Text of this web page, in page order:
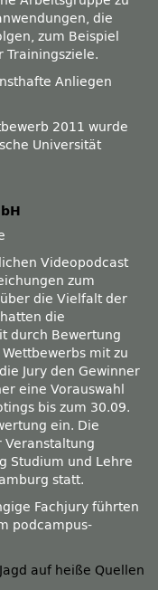
die
zum Beispiel
Trainingsziele.
Anliegen
2011 wurde
Universität
Videopodcast
zum
die Vielfalt der
die
durch Bewertung
mit zu
Jury den Gewinner
eine Vorauswahl
bis zum 30.09.
ein. Die
Veranstaltung
Studium und Lehre
statt.
Fachjury führten
podcampus-
auf heiße Quellen